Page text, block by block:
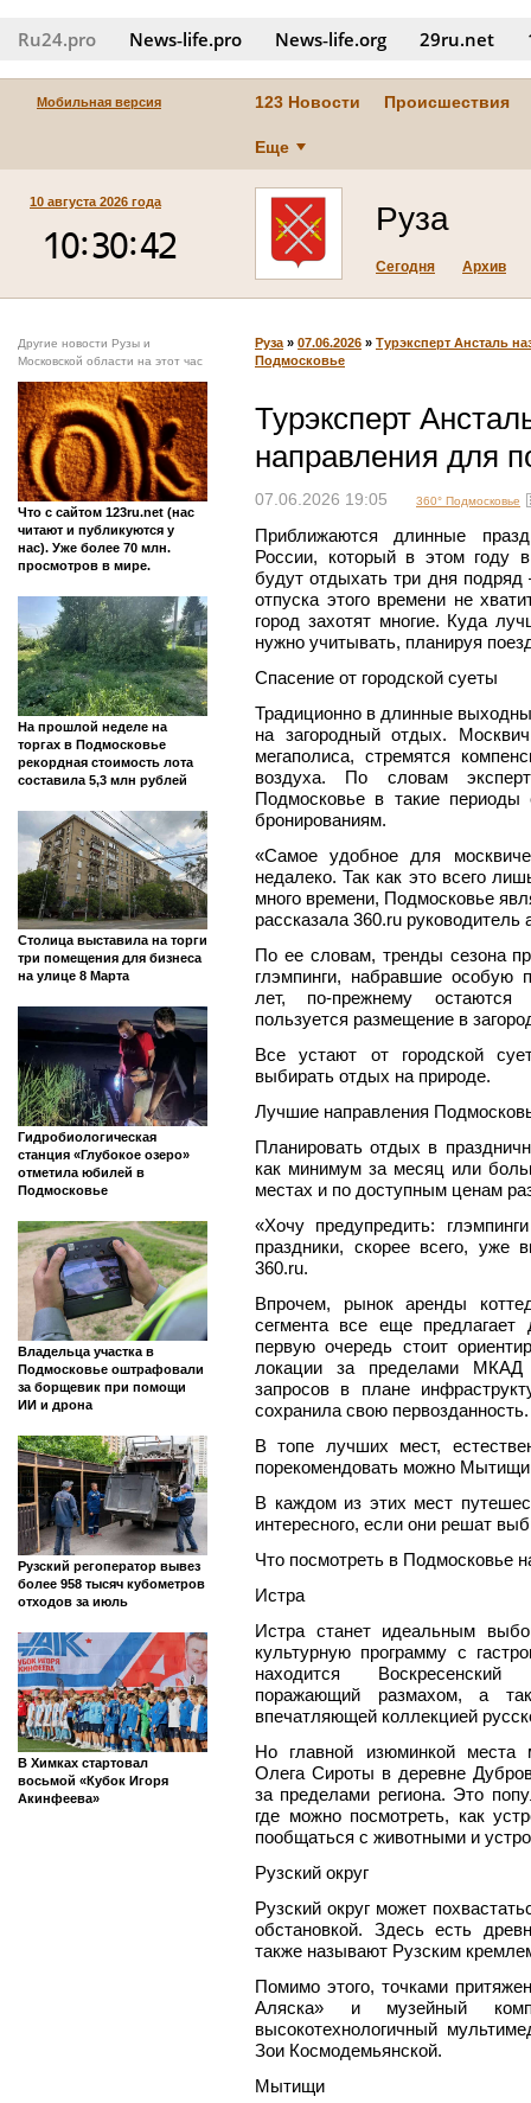
Ru24.pro News‑life.pro News‑life.org 29ru.net
Мобильная версия 123 Новости Происшествия
Еще
10 августа 2026 года Руза
Сегодня Архив
Другие новости Рузы и
Московской области на этот час
Что с сайтом 123ru.net (нас
читают и публикуются у
нас). Уже более 70 млн.
просмотров в мире.
На прошлой неделе на
торгах в Подмосковье
рекордная стоимость лота
составила 5,3 млн рублей
Столица выставила на торги
три помещения для бизнеса
на улице 8 Марта
Гидробиологическая
станция «Глубокое озеро»
отметила юбилей в
Подмосковье
Владельца участка в
Подмосковье оштрафовали
за борщевик при помощи
ИИ и дрона
Рузский регоператор вывез
более 958 тысяч кубометров
отходов за июль
В Химках стартовал
восьмой «Кубок Игоря
Акинфеева»
Руза » 07.06.2026 » Турэксперт Ансталь
Подмосковье
Турэксперт
направления для
07.06.2026 19:05 360° Подмосковье
Приближаются длинные
России, который в этом году
будут отдыхать три дня
отпуска этого времени не
город захотят многие. Куда
нужно учитывать, планируя
Спасение от городской суеты
Традиционно в длинные
на загородный отдых.
мегаполиса, стремятся
воздуха. По словам
Подмосковье в такие
бронированиям.
«Самое удобное для
недалеко. Так как это всего
много времени, Подмосковье
рассказала 360.ru
По ее словам, тренды сезона
глэмпинги, набравшие особую
лет, по-прежнему остаются
пользуется размещение в
Все устают от городской
выбирать отдых на природе.
Лучшие направления
Планировать отдых в
как минимум за месяц или
местах и по доступным ценам
«Хочу предупредить:
праздники, скорее всего, уже
360.ru.
Впрочем, рынок аренды
сегмента все еще
первую очередь стоит
локации за пределами МКАД
запросов в плане
сохранила свою первозданность.
В топе лучших мест,
порекомендовать можно
В каждом из этих мест
интересного, если они решат
Что посмотреть в Подмосковье
Истра
Истра станет идеальным
культурную программу с
находится Воскресенский
поражающий размахом, а
впечатляющей коллекцией
Но главной изюминкой места
Олега Сироты в деревне
за пределами региона. Это
где можно посмотреть, как
пообщаться с животными и
Рузский округ
Рузский округ может
обстановкой. Здесь есть
также называют Рузским
Помимо этого, точками
Аляска» и музейный
высокотехнологичный
Зои Космодемьянской.
Мытищи